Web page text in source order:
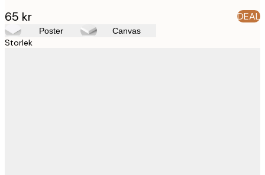
65 kr DEAL
Poster Canvas
Storlek